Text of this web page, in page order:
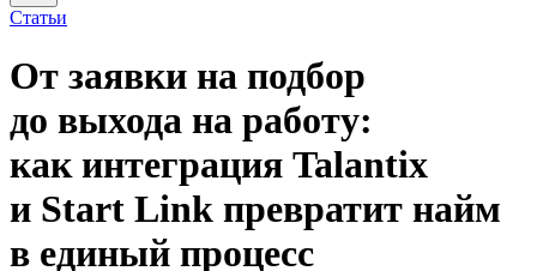
Статьи
От заявки на подбор
до выхода на работу:
как интеграция Talantix
и Start Link превратит найм
в единый процесс